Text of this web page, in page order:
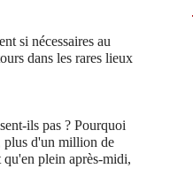
si nécessaires au
dans les rares lieux
ils pas ? Pourquoi
plus d'un million de
qu'en plein après-midi,